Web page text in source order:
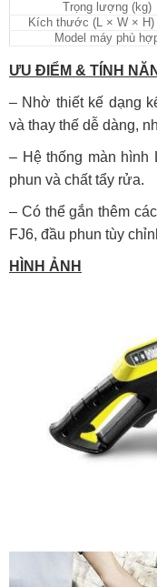
Trọng lượng (kg)
Kích thước (L × W × H)
Model máy phù
ƯU ĐIỂM & TÍNH
– Nhờ thiết kế dạng
và thay thế dễ dàng,
– Hệ thống màn hình
phun và chất tẩy rửa.
– Có thể gắn thêm
FJ6, đầu phun tùy
HÌNH ẢNH